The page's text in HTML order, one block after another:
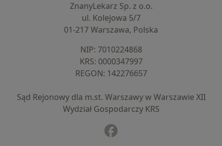
ZnanyLekarz Sp. z o.o.
ul. Kolejowa 5/7
01-217 Warszawa, Polska
NIP: ⁠7010224868
KRS: ⁠0000347997
REGON: ⁠142276657
Sąd Rejonowy dla m.st. Warszawy w Warszawie XII
Wydział Gospodarczy KRS